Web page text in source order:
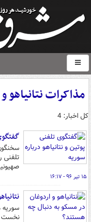
مذاکرات نتانیاهو
کل اخبار: 4
۱۵ تیر ۹۶ - ۱۶:۱۷
سوریه
نخست